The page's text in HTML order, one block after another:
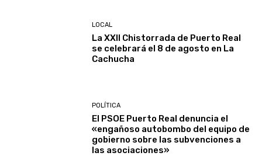
LOCAL
La XXII Chistorrada de Puerto Real
se celebrará el 8 de agosto en La
Cachucha
POLÍTICA
El PSOE Puerto Real denuncia el
«engañoso autobombo del equipo de
gobierno sobre las subvenciones a
las asociaciones»